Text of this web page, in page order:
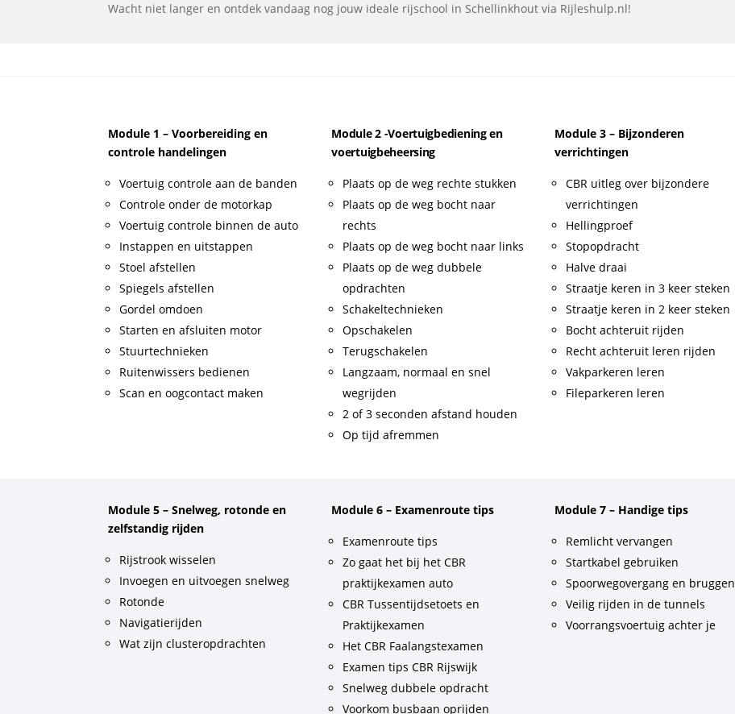
Wacht niet langer en ontdek vandaag nog jouw ideale rijschool in Schellinkhout via Rijleshulp.nl!
Module 1 – Voorbereiding en
controle handelingen
Voertuig controle aan de banden
Controle onder de motorkap
Voertuig controle binnen de auto
Instappen en uitstappen
Stoel afstellen
Spiegels afstellen
Gordel omdoen
Starten en afsluiten motor
Stuurtechnieken
Ruitenwissers bedienen
Scan en oogcontact maken
Module 2 -Voertuigbediening en
voertuigbeheersing
Plaats op de weg rechte stukken
Plaats op de weg bocht naar
rechts
Plaats op de weg bocht naar links
Plaats op de weg dubbele
opdrachten
Schakeltechnieken
Opschakelen
Terugschakelen
Langzaam, normaal en snel
wegrijden
2 of 3 seconden afstand houden
Op tijd afremmen
Module 3 – Bijzonderen
verrichtingen
CBR uitleg over bijzondere
verrichtingen
Hellingproef
Stopopdracht
Halve draai
Straatje keren in 3 keer steken
Straatje keren in 2 keer steken
Bocht achteruit rijden
Recht achteruit leren rijden
Vakparkeren leren
Fileparkeren leren
Module 5 – Snelweg, rotonde en
zelfstandig rijden
Rijstrook wisselen
Invoegen en uitvoegen snelweg
Rotonde
Navigatierijden
Wat zijn clusteropdrachten
Module 6 – Examenroute tips
Examenroute tips
Zo gaat het bij het CBR
praktijkexamen auto
CBR Tussentijdsetoets en
Praktijkexamen
Het CBR Faalangstexamen
Examen tips CBR Rijswijk
Snelweg dubbele opdracht
Voorkom busbaan oprijden
Module 7 – Handige tips
Remlicht vervangen
Startkabel gebruiken
Spoorwegovergang en bruggen
Veilig rijden in de tunnels
Voorrangsvoertuig achter je